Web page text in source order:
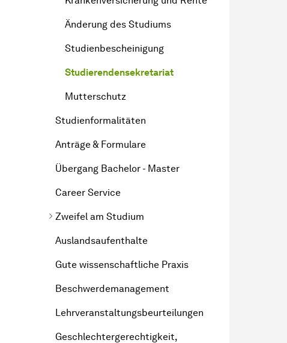
Änderung des Studiums
Studienbescheinigung
Studierendensekretariat
Mutterschutz
Studienformalitäten
Anträge & Formulare
Übergang Bachelor - Master
Career Service
Zweifel am Studium
Auslandsaufenthalte
Gute wissenschaftliche Praxis
Beschwerdemanagement
Lehrveranstaltungsbeurteilungen
Geschlechtergerechtigkeit,